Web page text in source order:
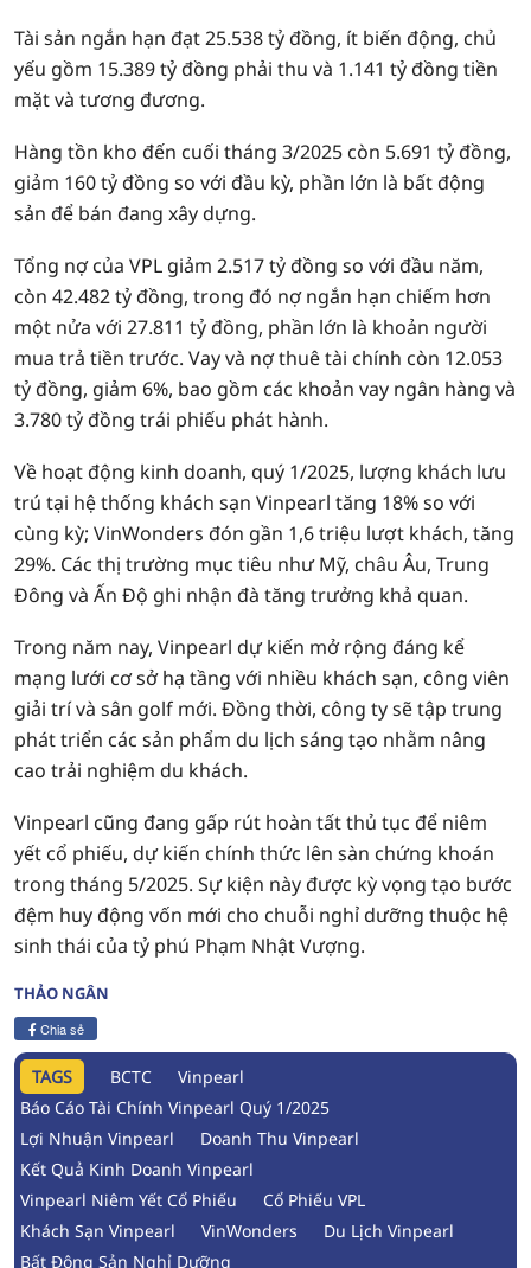
Tài sản ngắn hạn đạt 25.538 tỷ đồng, ít biến động, chủ
yếu gồm 15.389 tỷ đồng phải thu và 1.141 tỷ đồng tiền
mặt và tương đương.
Hàng tồn kho đến cuối tháng 3/2025 còn 5.691 tỷ đồng,
giảm 160 tỷ đồng so với đầu kỳ, phần lớn là bất động
sản để bán đang xây dựng.
Tổng nợ của VPL giảm 2.517 tỷ đồng so với đầu năm,
còn 42.482 tỷ đồng, trong đó nợ ngắn hạn chiếm hơn
một nửa với 27.811 tỷ đồng, phần lớn là khoản người
mua trả tiền trước. Vay và nợ thuê tài chính còn 12.053
tỷ đồng, giảm 6%, bao gồm các khoản vay ngân hàng và
3.780 tỷ đồng trái phiếu phát hành.
Về hoạt động kinh doanh, quý 1/2025, lượng khách lưu
trú tại hệ thống khách sạn Vinpearl tăng 18% so với
cùng kỳ; VinWonders đón gần 1,6 triệu lượt khách, tăng
29%. Các thị trường mục tiêu như Mỹ, châu Âu, Trung
Đông và Ấn Độ ghi nhận đà tăng trưởng khả quan.
Trong năm nay, Vinpearl dự kiến mở rộng đáng kể
mạng lưới cơ sở hạ tầng với nhiều khách sạn, công viên
giải trí và sân golf mới. Đồng thời, công ty sẽ tập trung
phát triển các sản phẩm du lịch sáng tạo nhằm nâng
cao trải nghiệm du khách.
Vinpearl cũng đang gấp rút hoàn tất thủ tục để niêm
yết cổ phiếu, dự kiến chính thức lên sàn chứng khoán
trong tháng 5/2025. Sự kiện này được kỳ vọng tạo bước
đệm huy động vốn mới cho chuỗi nghỉ dưỡng thuộc hệ
sinh thái của tỷ phú Phạm Nhật Vượng.
THẢO NGÂN
Chia sẻ
TAGS BCTC
Vinpearl
Báo Cáo Tài Chính Vinpearl Quý 1/2025
Lợi Nhuận Vinpearl
Doanh Thu Vinpearl
Kết Quả Kinh Doanh Vinpearl
Vinpearl Niêm Yết Cổ Phiếu
Cổ Phiếu VPL
Khách Sạn Vinpearl
VinWonders
Du Lịch Vinpearl
Bất Động Sản Nghỉ Dưỡng